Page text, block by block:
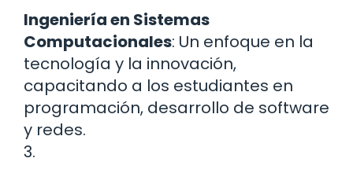
Ingeniería en Sistemas
Computacionales: Un enfoque en la
tecnología y la innovación,
capacitando a los estudiantes en
programación, desarrollo de software
y redes.
3.